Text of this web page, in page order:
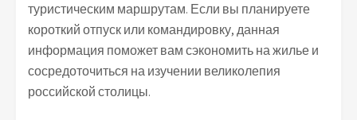
туристическим маршрутам. Если вы планируете
короткий отпуск или командировку, данная
информация поможет вам сэкономить на жилье и
сосредоточиться на изучении великолепия
российской столицы.